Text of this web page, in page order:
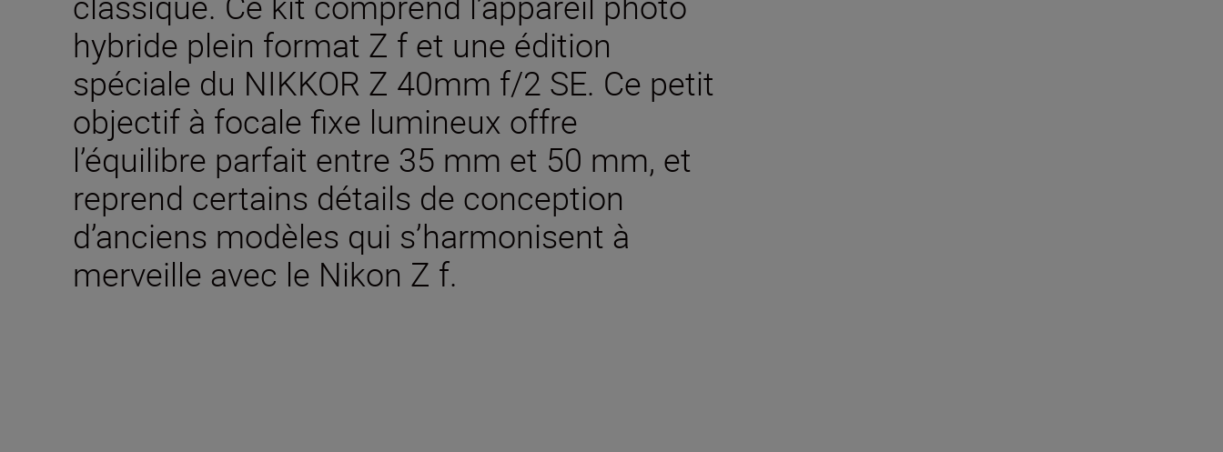
hybride plein format Z f et une édition
spéciale du NIKKOR Z 40mm f/2 SE. Ce petit
objectif à focale fixe lumineux offre
l’équilibre parfait entre 35 mm et 50 mm, et
reprend certains détails de conception
d’anciens modèles qui s’harmonisent à
merveille avec le Nikon Z f.